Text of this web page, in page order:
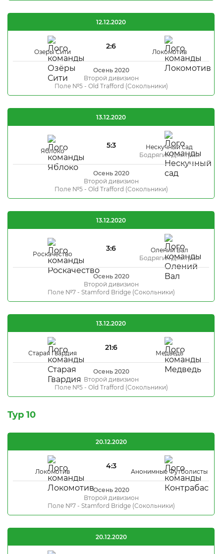
Озеры Сити
2:6
Локомотив
12.12.2020
Осень 2020
Второй дивизион
Поле №5 - Old Trafford (Сокольники)
Яблоко
5:3
Нескучный сад
Бодрягин Дмитрий
13.12.2020
Осень 2020
Второй дивизион
Поле №5 - Old Trafford (Сокольники)
Роскачество
3:6
Олений Вал
Бодрягин Дмитрий
13.12.2020
Осень 2020
Второй дивизион
Поле №7 - Stamford Bridge (Сокольники)
Старая Гвардия
21:6
Медведь
13.12.2020
Осень 2020
Второй дивизион
Поле №5 - Old Trafford (Сокольники)
Тур 10
Локомотив
4:3
Анонимные Футболисты
20.12.2020
Осень 2020
Второй дивизион
Поле №7 - Stamford Bridge (Сокольники)
20.12.2020